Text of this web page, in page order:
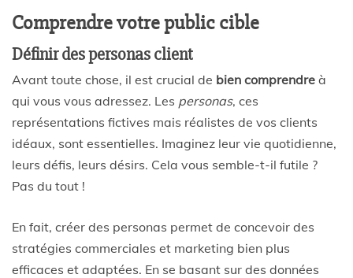
Comprendre votre public cible
Définir des personas client
Avant toute chose, il est crucial de bien comprendre à
qui vous vous adressez. Les personas, ces
représentations fictives mais réalistes de vos clients
idéaux, sont essentielles. Imaginez leur vie quotidienne,
leurs défis, leurs désirs. Cela vous semble-t-il futile ?
Pas du tout !
En fait, créer des personas permet de concevoir des
stratégies commerciales et marketing bien plus
efficaces et adaptées. En se basant sur des données